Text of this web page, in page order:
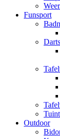
Funsport
Darts
Outdoor